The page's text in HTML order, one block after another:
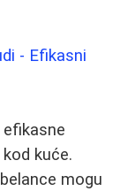
- Efikasni
kuće.
mogu